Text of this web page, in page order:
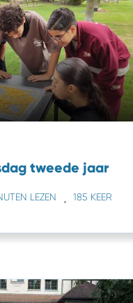
tweede jaar
LEZEN
185 KEER